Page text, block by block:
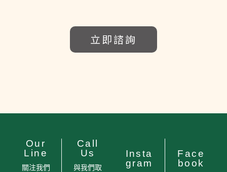
立即諮詢
Our
Line
關注我們
Call
Us
與我們取
Insta
gram
Face
book